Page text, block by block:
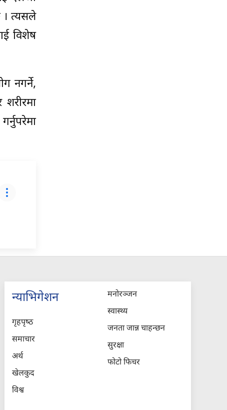
। त्यसले
विशेष
नगर्ने,
न्याभिगेशन
गृहपृष्‍ठ
समाचार
अर्थ
खेलकुद
विश्व
मनोरञ्जन
स्वास्थ्य
जनता जान्न चाहन्छन
सुरक्षा
फोटो फिचर